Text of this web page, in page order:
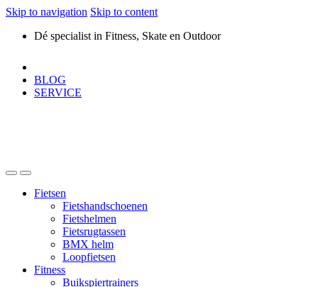
Skip to navigation Skip to content
Dé specialist in Fitness, Skate en Outdoor
BLOG
SERVICE
Fietsen
Fietshandschoenen
Fietshelmen
Fietsrugtassen
BMX helm
Loopfietsen
Fitness
Buikspiertrainers